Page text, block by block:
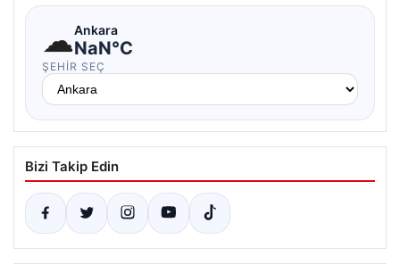
☁Ankara
NaN°C
ŞEHIR SEÇ
Bizi Takip Edin